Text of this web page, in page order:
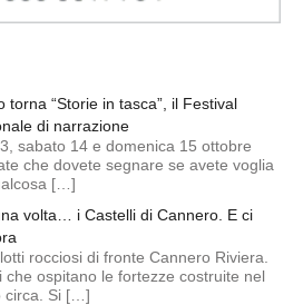
torna “Storie in tasca”, il Festival
di narrazione
sabato 14 e domenica 15 ottobre
che dovete segnare se avete voglia
[…]
volta… i Castelli di Cannero. E ci
rocciosi di fronte Cannero Riviera.
che ospitano le fortezze costruite nel
circa. Si […]